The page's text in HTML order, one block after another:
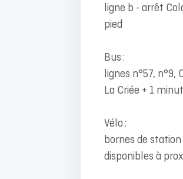
ligne b - arrêt
pied
Bus :
lignes n°57, n°9,
La Criée + 1
Vélo :
bornes de
disponibles à